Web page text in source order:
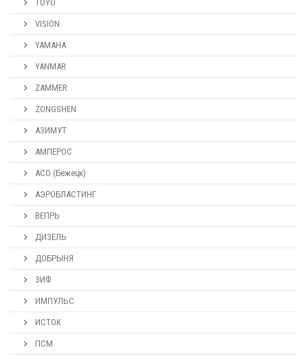
TOYO
VISION
YAMAHA
YANMAR
ZAMMER
ZONGSHEN
АЗИМУТ
АМПЕРОС
АСО (Бежецк)
АЭРОБЛАСТИНГ
ВЕПРЬ
ДИЗЕЛЬ
ДОБРЫНЯ
ЗИФ
ИМПУЛЬС
ИСТОК
ПСМ